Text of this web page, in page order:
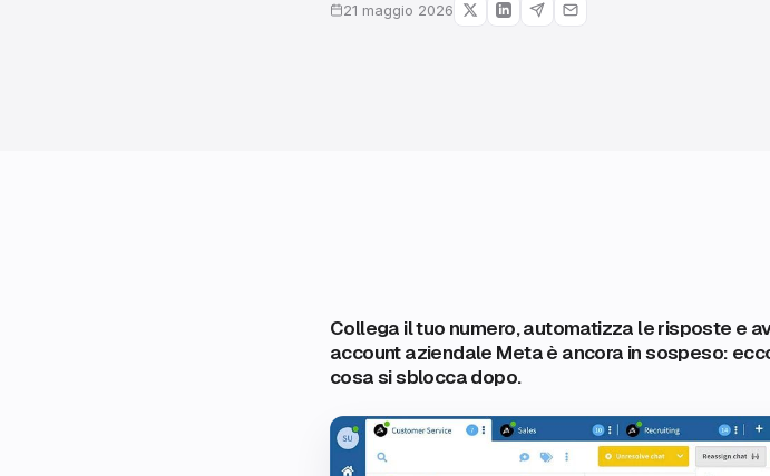
21 maggio 2026
Collega il tuo numero, automatizza le risposte e
account aziendale Meta è ancora in sospeso:
cosa si sblocca dopo.